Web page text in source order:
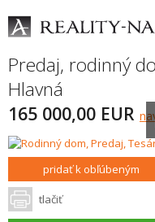
Predaj, rodinný
Hlavná
165 000,00 EUR
pridať k obľúbeným
tlačiť